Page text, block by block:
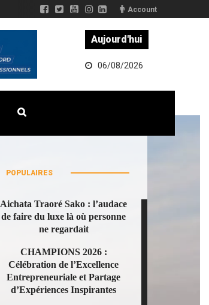
Account
Aujourd'hui
06/08/2026
POPULAIRES
Aichata Traoré Sako : l’audace
de faire du luxe là où personne
ne regardait
CHAMPIONS 2026 :
Célébration de l’Excellence
Entrepreneuriale et Partage
d’Expériences Inspirantes